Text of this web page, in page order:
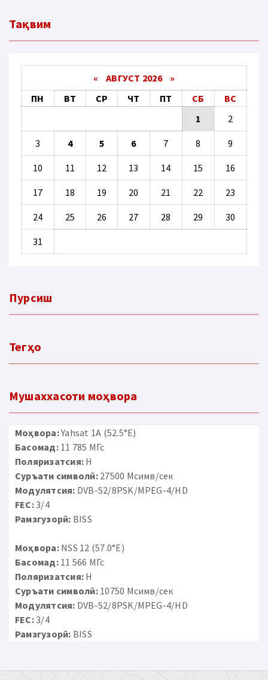
Тақвим
« АВГУСТ 2026 »
ПН
ВТ СР ЧТ ПТ СБ
ВС
1
2
3 4 5 6 7 8 9
10 11 12 13 14 15 16
17 18 19 20 21 22 23
24 25 26 27 28 29 30
31
Пурсиш
Тегҳо
Мушаххасоти моҳвора
Моҳвора:Yahsat 1A (52.5°E)
Басомад:11 785 МГс
Поляризатсия: H
Суръати символӣ:27500 Мсимв/сек
Модулятсия: DVB-S2/8PSK/MPEG-4/HD
FEC:3/4
Рамзгузорӣ: BISS
Моҳвора:NSS 12 (57.0°E)
Басомад:11 566 МГс
Поляризатсия: H
Суръати символӣ:10750 Мсимв/сек
Модулятсия: DVB-S2/8PSK/MPEG-4/HD
FEC:3/4
Рамзгузорӣ: BISS